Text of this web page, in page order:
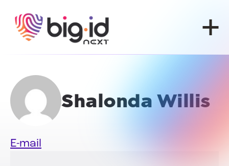
Shalonda Willis
E-mail